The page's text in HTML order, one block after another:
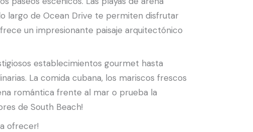
largo de Ocean Drive te permiten disfrutar
un impresionante paisaje arquitectónico
establecimientos gourmet hasta
La comida cubana, los mariscos frescos
romántica frente al mar o prueba la
de South Beach!
ofrecer!